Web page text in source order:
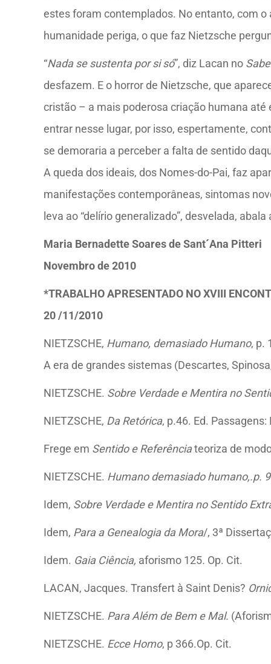
estes foram contemplados. No entanto, com o
humanidade periga, o que faz Nietzsche
“Nada se sustenta por si só”, diz Lacan no
desfazem. E o horror de Nietzsche, que
cristão – a mais poderosa criação humana
entrar nesse lugar, por isso, espertamente,
se demoraria a perceber a falta de sentido
A queda dos ideais, dos Nomes-do-Pai, faz
manifestações contemporâneas, sintomas
leva ao “delírio generalizado”, desvelada,
Maria Bernadette Soares de Sant´Ana Pitteri
Novembro de 2010
*TRABALHO APRESENTADO NO XVIII
20 /11/2010
NIETZSCHE, Humano, demasiado Humano, p.
A era de grandes sistemas (Descartes,
NIETZSCHE. Sobre Verdade e Mentira no
NIETZSCHE, Da Retórica, p.46. Ed. Passagens:
Frege em Sentido e Referênciateoriza de
NIETZSCHE. Humano demasiado humano,.p.
Idem, Sobre Verdade e Mentira no Sentido
Idem, Para a Genealogia da Mora/, 3ª
Idem. Gaia Ciência, aforismo 125. Op. Cit.
LACAN, Jacques. Transfert à Saint Denis?
NIETZSCHE. Para Além de Bem e Mal.
NIETZSCHE. Ecce Homo, p 366.Op. Cit.